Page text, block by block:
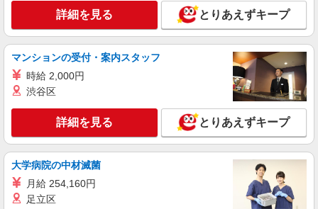
時給1600円 ●月収例：298,800円（時給1600円
×8時間×21日＋残業15時間）
愛知県名古屋市中村区／最寄駅：亀島駅、栄生
駅 ●自転車通勤OK
詳細を見る
パーソルテンプスタッフ株式会社 名古屋コーディネートセンタ
ー/26-0500098
［事務未経験OK！］PCスキルは不問★コツコ
ツ集中できる♪書類チェック
時給1600円 【月収例】時給1600円×7時間30分
詳細を見る とりあえずキープ
マンションの受付・案内スタッフ
時給 2,000円
渋谷区
詳細を見る とりあえずキープ
大学病院の中材滅菌
月給 254,160円
足立区